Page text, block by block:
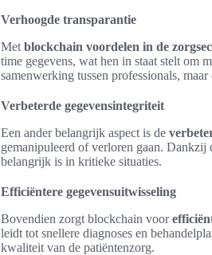
Verhoogde transparantie
Met blockchain voordelen in de
time gegevens, wat hen in staat stelt om
samenwerking tussen professionals,
Verbeterde gegevensintegriteit
Een ander belangrijk aspect is de
gemanipuleerd of verloren gaan.
belangrijk is in kritieke situaties.
Efficiëntere gegevensuitwisseling
Bovendien zorgt blockchain voor
leidt tot snellere diagnoses en
kwaliteit van de patiëntenzorg.